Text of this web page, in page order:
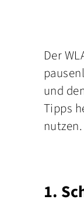
Der
und
Tipps
nutzen.
1.